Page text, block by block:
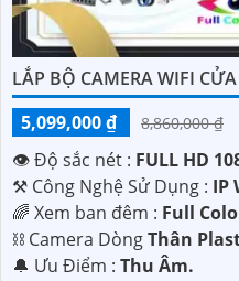
LẮP BỘ CAMERA WIFI
5,099,000 ₫
8,860,000 ₫
👁 Độ sắc nét : FULL HD
⚒ Công Nghệ Sử Dụng : IP
🌈 Xem ban đêm : Full
⛓ Camera DòngThân
️🔔 Ưu Điểm : Thu Âm.